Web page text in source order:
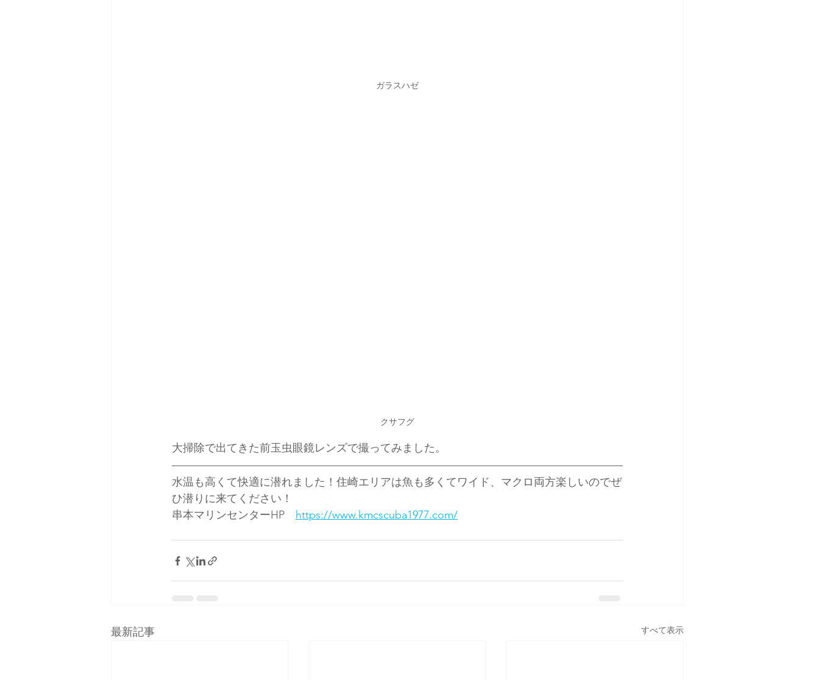
ガラスハゼ
クサフグ
大掃除で出てきた前玉虫眼鏡レンズで撮ってみました。
水温も高くて快適に潜れました！住崎エリアは魚も多くてワイド、マクロ両方楽しいのでぜ
ひ潜りに来てください！
串本マリンセンターHP https://www.kmcscuba1977.com/
最新記事 すべて表示